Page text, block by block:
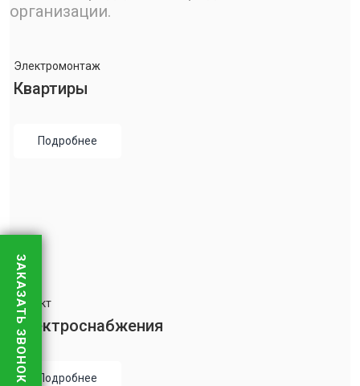
организации.
Электромонтаж
Квартиры
Подробнее
Проект
Электроснабжения
Подробнее
ЗАКАЗАТЬ ЗВОНОК